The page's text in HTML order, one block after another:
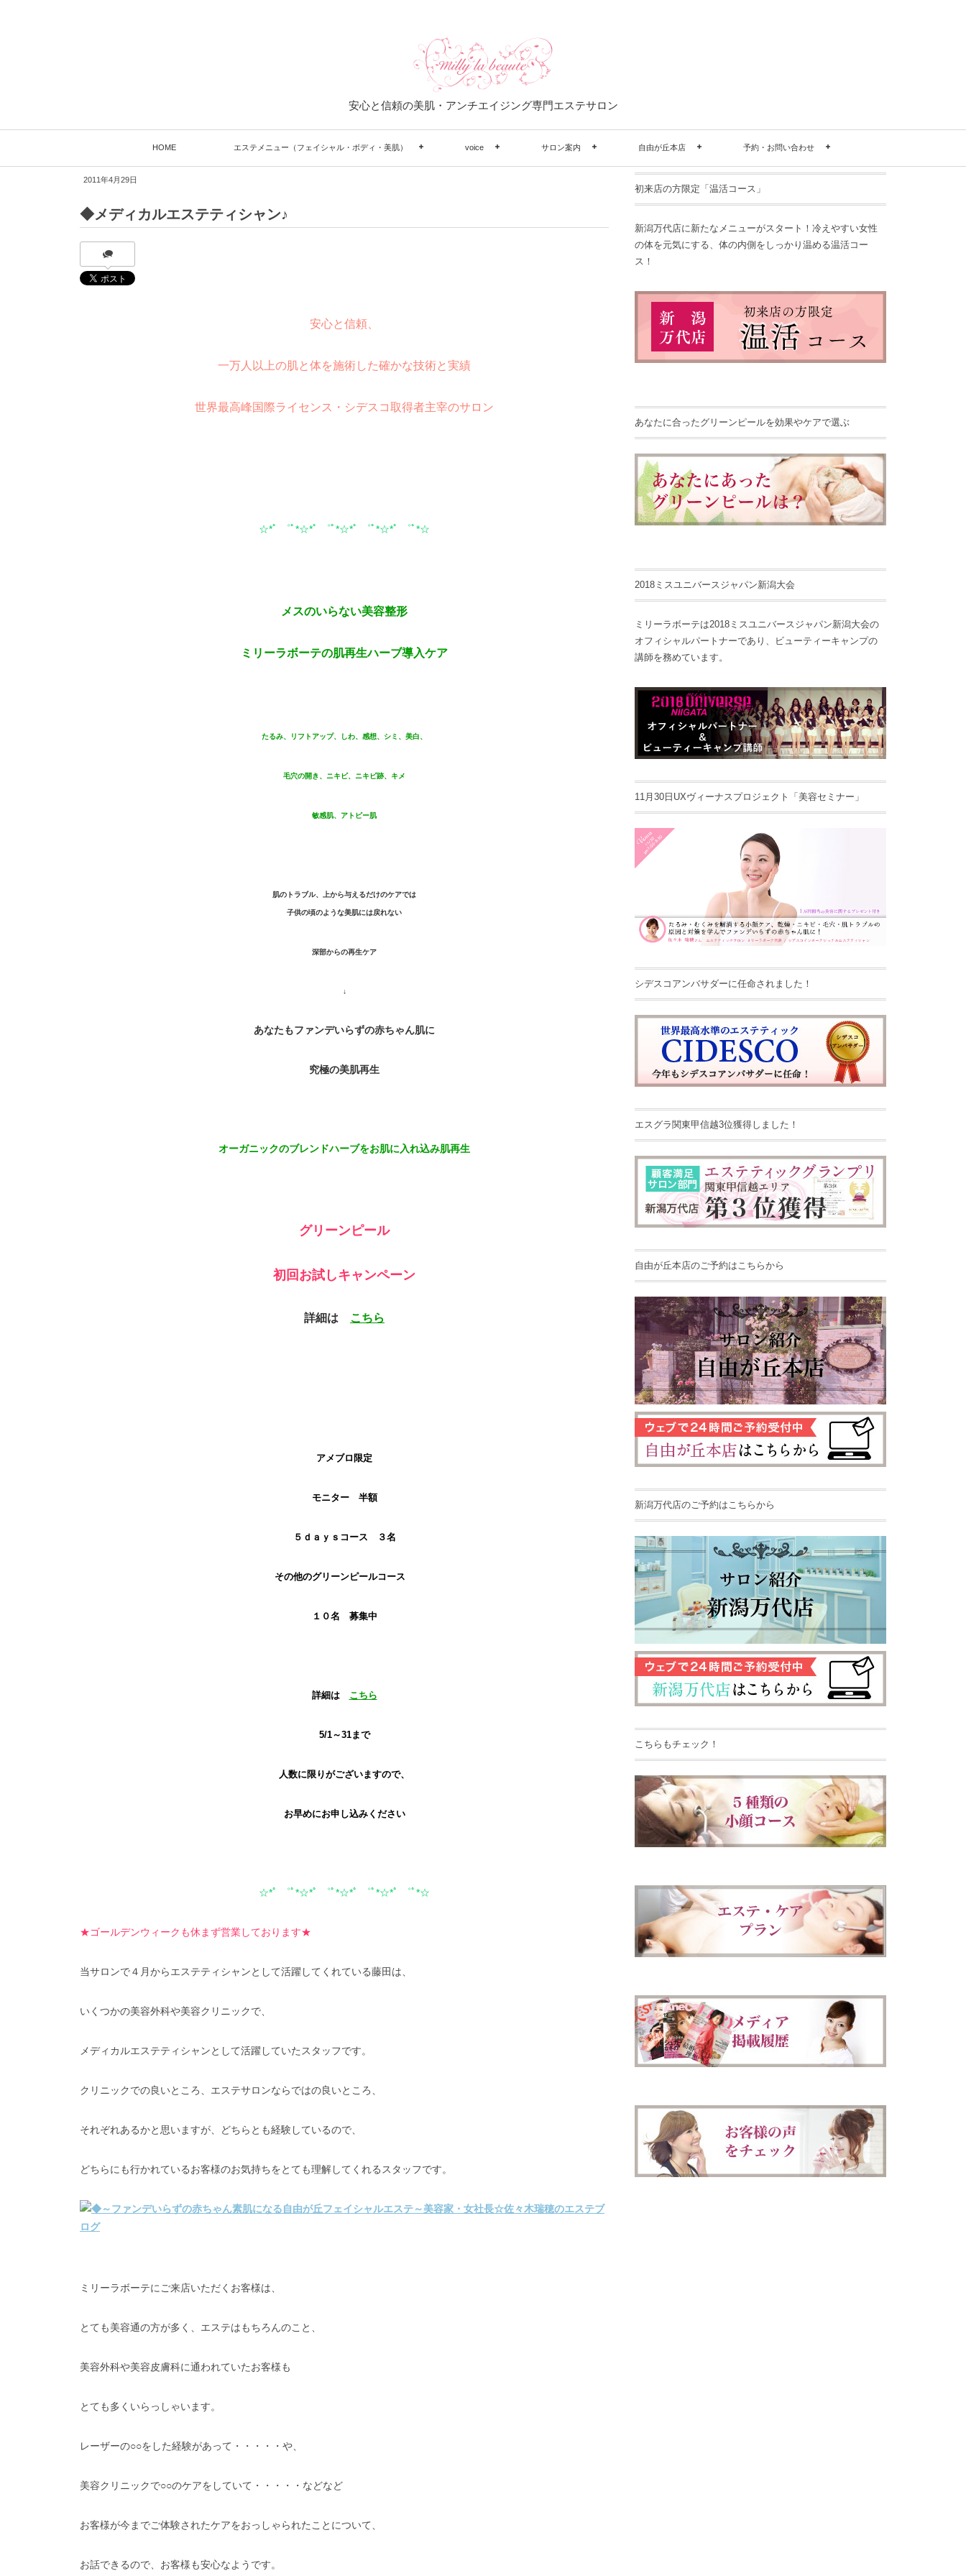
安心と信頼の美肌・アンチエイジング専門エステサロン
HOME エステメニュー（フェイシャル・ボディ・美肌） voice サロン案内 自由が丘本店 予約・お問い合わせ
2011年4月29日
◆メディカルエステティシャン♪
安心と信頼、
一万人以上の肌と体を施術した確かな技術と実績
世界最高峰国際ライセンス・シデスコ取得者主宰のサロン
☆*ﾟ ゜ﾟ*☆*ﾟ ゜ﾟ*☆*ﾟ ゜ﾟ*☆*ﾟ ゜ﾟ*☆
メスのいらない美容整形
ミリーラボーテの肌再生ハーブ導入ケア
たるみ、リフトアップ、しわ、感想、シミ、美白、
毛穴の開き、ニキビ、ニキビ跡、キメ
敏感肌、アトピー肌
肌のトラブル、上から与えるだけのケアでは
子供の頃のような美肌には戻れない
深部からの再生ケア
↓
あなたもファンデいらずの赤ちゃん肌に
究極の美肌再生
オーガニックのブレンドハーブをお肌に入れ込み肌再生
グリーンピール
初回お試しキャンペーン
詳細は こちら
アメブロ限定
モニター 半額
５ｄａｙｓコース ３名
その他のグリーンピールコース
１０名 募集中
詳細は こちら
5/1～31まで
人数に限りがございますので、
お早めにお申し込みください
☆*ﾟ ゜ﾟ*☆*ﾟ ゜ﾟ*☆*ﾟ ゜ﾟ*☆*ﾟ ゜ﾟ*☆
★ゴールデンウィークも休まず営業しております★
当サロンで４月からエステティシャンとして活躍してくれている藤田は、
いくつかの美容外科や美容クリニックで、
メディカルエステティシャンとして活躍していたスタッフです。
クリニックでの良いところ、エステサロンならではの良いところ、
それぞれあるかと思いますが、どちらとも経験しているので、
どちらにも行かれているお客様のお気持ちをとても理解してくれるスタッフです。
ミリーラボーテにご来店いただくお客様は、
とても美容通の方が多く、エステはもちろんのこと、
美容外科や美容皮膚科に通われていたお客様も
とても多くいらっしゃいます。
レーザーの○○をした経験があって・・・・・や、
美容クリニックで○○のケアをしていて・・・・・などなど
お客様が今までご体験されたケアをおっしゃられたことについて、
お話できるので、お客様も安心なようです。
初来店の方限定「温活コース」
新潟万代店に新たなメニューがスタート！冷えやすい女性
の体を元気にする、体の内側をしっかり温める温活コー
ス！
あなたに合ったグリーンピールを効果やケアで選ぶ
2018ミスユニバースジャパン新潟大会
ミリーラボーテは2018ミスユニバースジャパン新潟大会の
オフィシャルパートナーであり、ビューティーキャンプの
講師を務めています。
11月30日UXヴィーナスプロジェクト「美容セミナー」
シデスコアンバサダーに任命されました！
エスグラ関東甲信越3位獲得しました！
自由が丘本店のご予約はこちらから
新潟万代店のご予約はこちらから
こちらもチェック！